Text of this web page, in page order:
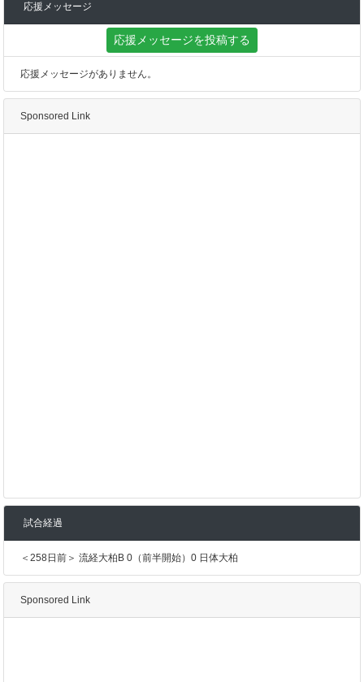
応援メッセージ
応援メッセージを投稿する
応援メッセージがありません。
Sponsored Link
試合経過
＜258日前＞ 流経大柏B 0（前半開始）0 日体大柏
Sponsored Link